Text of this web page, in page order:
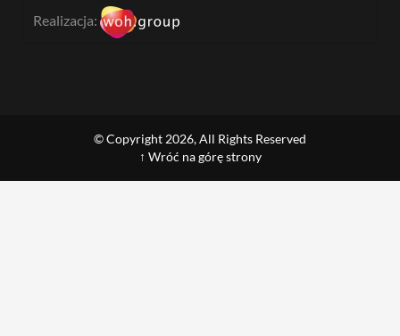
Realizacja:
© Copyright 2026, All Rights Reserved
↑ Wróć na górę strony